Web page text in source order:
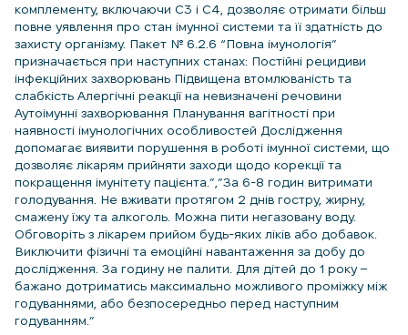
комплементу, включаючи C3 і C4, дозволяє отримати більш
повне уявлення про стан імунної системи та її здатність до
захисту організму. Пакет № 6.2.6 “Повна імунологія”
призначається при наступних станах: Постійні рецидиви
інфекційних захворювань Підвищена втомлюваність та
слабкість Алергічні реакції на невизначені речовини
Аутоімунні захворювання Планування вагітності при
наявності імунологічних особливостей Дослідження
допомагає виявити порушення в роботі імунної системи, що
дозволяє лікарям прийняти заходи щодо корекції та
покращення імунітету пацієнта.”,”За 6-8 годин витримати
голодування. Не вживати протягом 2 днів гостру, жирну,
смажену їжу та алкоголь. Можна пити негазовану воду.
Обговоріть з лікарем прийом будь-яких ліків або добавок.
Виключити фізичні та емоційні навантаження за добу до
дослідження. За годину не палити. Для дітей до 1 року –
бажано дотриматись максимально можливого проміжку між
годуваннями, або безпосередньо перед наступним
годуванням.”